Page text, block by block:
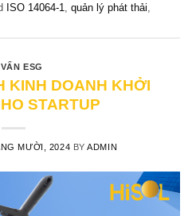
ISO 14064-1 quản lý phát thải
ESG
KINH DOANH KHỞI
STARTUP
MƯỜI, 2024 BYADMIN